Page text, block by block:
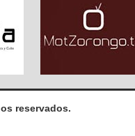
reservados.